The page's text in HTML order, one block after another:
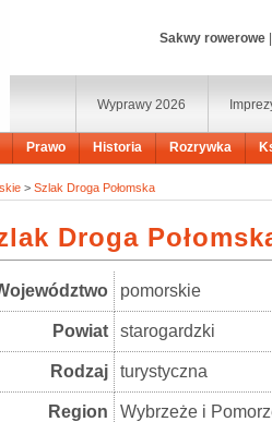
Sakwy rowerowe
Wyprawy 2026
Prawo Historia Rozrywka
> Szlak Droga Połomska
Droga
pomorskie
Powiat starogardzki
Rodzaj turystyczna
Region Wybrzeże i